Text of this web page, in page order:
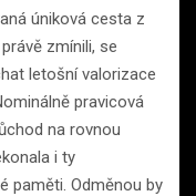
úniková cesta z
zmínili, se
letošní valorizace
pravicová
na rovnou
i ty
paměti. Odměnou by